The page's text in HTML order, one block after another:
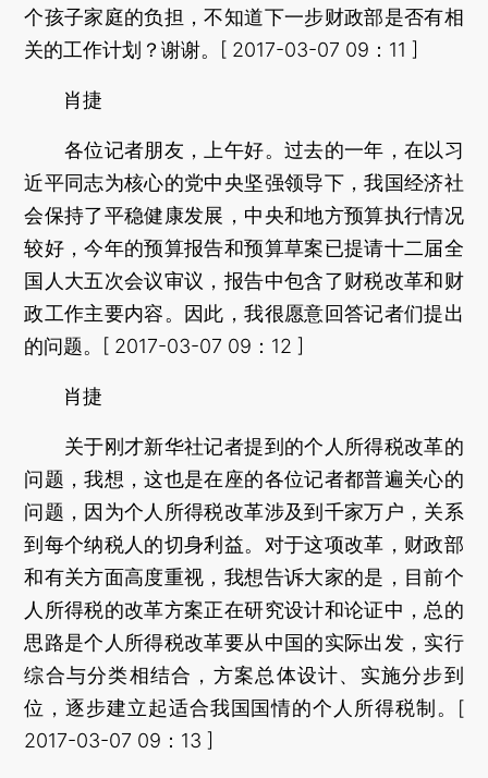
个孩子家庭的负担，不知道下一步财政部是否有相
关的工作计划？谢谢。[ 2017-03-07 09：11 ]
肖捷
各位记者朋友，上午好。过去的一年，在以习
近平同志为核心的党中央坚强领导下，我国经济社
会保持了平稳健康发展，中央和地方预算执行情况
较好，今年的预算报告和预算草案已提请十二届全
国人大五次会议审议，报告中包含了财税改革和财
政工作主要内容。因此，我很愿意回答记者们提出
的问题。[ 2017-03-07 09：12 ]
肖捷
关于刚才新华社记者提到的个人所得税改革的
问题，我想，这也是在座的各位记者都普遍关心的
问题，因为个人所得税改革涉及到千家万户，关系
到每个纳税人的切身利益。对于这项改革，财政部
和有关方面高度重视，我想告诉大家的是，目前个
人所得税的改革方案正在研究设计和论证中，总的
思路是个人所得税改革要从中国的实际出发，实行
综合与分类相结合，方案总体设计、实施分步到
位，逐步建立起适合我国国情的个人所得税制。[
2017-03-07 09：13 ]